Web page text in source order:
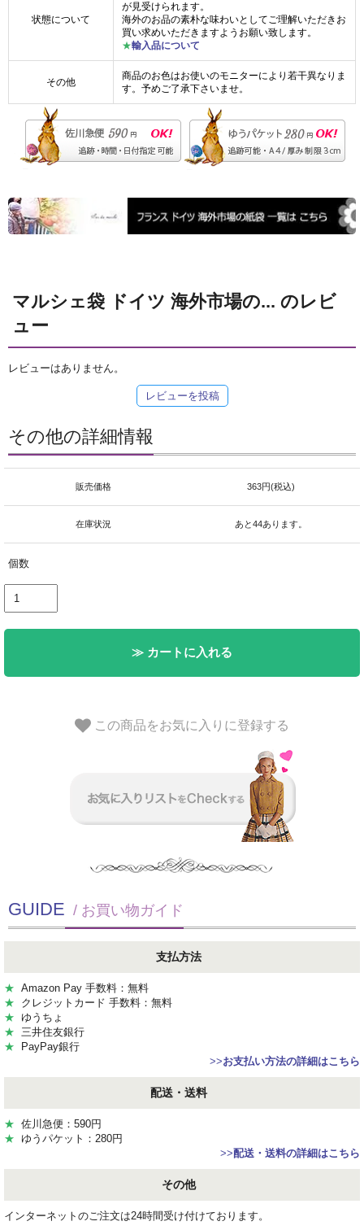
状態について
が見受けられます。
海外のお品の素朴な味わいとしてご理解いただきお
買い求めいただきますようお願い致します。
★輸入品について
その他
商品のお色はお使いのモニターにより若干異なりま
す。予めご了承下さいませ。
マルシェ袋 ドイツ 海外市場の... のレビ
ュー
レビューはありません。
レビューを投稿
その他の詳細情報
販売価格 363円(税込)
在庫状況 あと44あります。
個数
≫ カートに入れる
この商品をお気に入りに登録する
GUIDE / お買い物ガイド
支払方法
★ Amazon Pay 手数料：無料
★ クレジットカード 手数料：無料
★ ゆうちょ
★ 三井住友銀行
★ PayPay銀行
>>お支払い方法の詳細はこちら
配送・送料
★ 佐川急便：590円
★ ゆうパケット：280円
>>配送・送料の詳細はこちら
その他
インターネットのご注文は24時間受け付けております。